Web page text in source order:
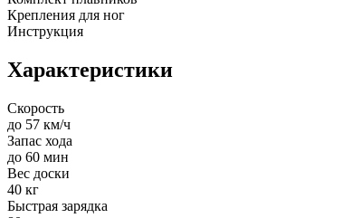
Крепления для ног
Инструкция
Характеристики
Скорость
до 57 км/ч
Запас хода
до 60 мин
Вес доски
40 кг
Быстрая зарядка